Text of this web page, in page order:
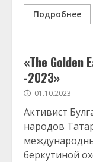
Подробнее
«The Golden
-2023»
01.10.2023
Активист
народов
беркутиной